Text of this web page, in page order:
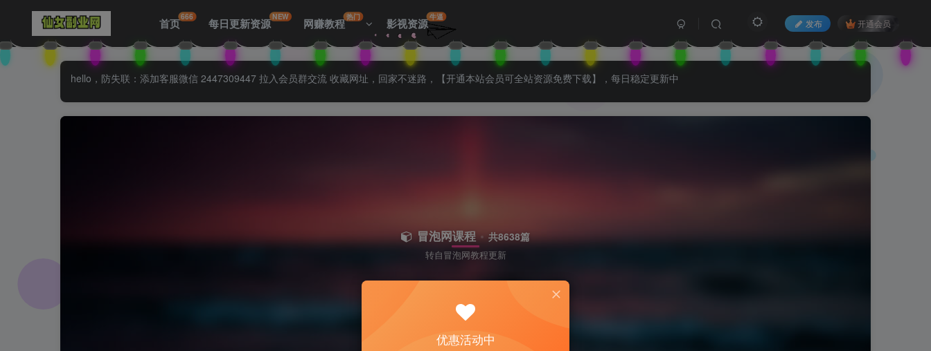
首页666 每日更新资源NEW 网赚教程热门 影视资源牛逼
发布 开通会员
hello，防失联：添加客服微信 2447309447 拉入会员群交流 收藏网址，回家不迷路，【开通本站会员可全站资源免费下载】，每日稳定更新中
冒泡网课程 共8638篇
转自冒泡网教程更新
优惠活动中